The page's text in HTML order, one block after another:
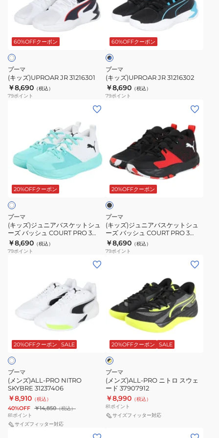
31216301
60%OFFクーポン
プーマ
(キッズ)UPROAR JR 31216301
￥8,690 （税込）
79ポイント
31216302
60%OFFクーポン
ブ
ラ
ッ
ル
ー
プーマ
(キッズ)UPROAR JR 31216302
￥8,690 （税込）
79ポイント
ニ
バ
ス
ケ
ッ
ト
シ
COURT
3
31406104
20%OFFクーポン
プーマ
(キッズ)ジュニアバスケットシュ
ーズ バッシュ COURT PRO 3
31406104
￥8,690 （税込）
79ポイント
ニ
バ
ス
ケ
ッ
ト
シ
ッ
シ
COURT
3
31406106
20%OFFクーポン
ブ
ラ
ッ
プーマ
(キッズ)ジュニアバスケットシュ
ーズ バッシュ COURT PRO 3
31406106
￥8,690 （税込）
79ポイント
NITRO
SKYBRE
20%OFFクーポン SALE
プーマ
(メンズ)ALL-PRO NITRO
SKYBRE 31237406
￥8,910 （税込）
40%OFF ￥14,850（税込）
81ポイント
サイズフィッター対応
ニ
ト
ス
ウ
ェ
ー
ド
37907912
20%OFFクーポン SALE
ブ
ラ
ッ
エ
ロ
ー
プーマ
(メンズ)ALL-PRO ニトロ スウェ
ード 37907912
￥8,990 （税込）
81ポイント
サイズフィッター対応